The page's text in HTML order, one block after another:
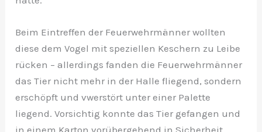
Beim Eintreffen der Feuerwehrmänner wollten
diese dem Vogel mit speziellen Keschern zu Leibe
rücken – allerdings fanden die Feuerwehrmänner
das Tier nicht mehr in der Halle fliegend, sondern
erschöpft und vwerstört unter einer Palette
liegend. Vorsichtig konnte das Tier gefangen und
in einem Karton vorübergehend in Sicherheit